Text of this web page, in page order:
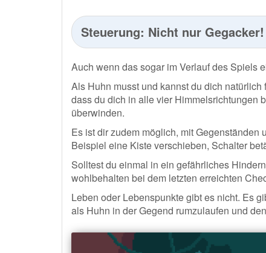
Steuerung: Nicht nur Gegacker!
Auch wenn das sogar im Verlauf des Spiels
Als Huhn musst und kannst du dich
dass du dich in alle vier Himmelsrichtungen
überwinden.
Es ist dir zudem möglich, mit
Beispiel eine Kiste verschieben, Schalter
Solltest du einmal in ein gefährliches
wohlbehalten bei dem letzten erreichten
Leben oder Lebenspunkte gibt es nicht. Es
als Huhn in der Gegend rumzulaufen und